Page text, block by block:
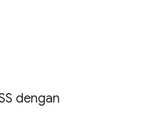
dengan